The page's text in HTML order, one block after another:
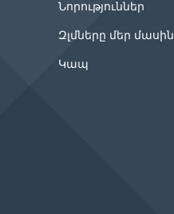
Նորություններ
Զլմները մեր մասին
Կապ